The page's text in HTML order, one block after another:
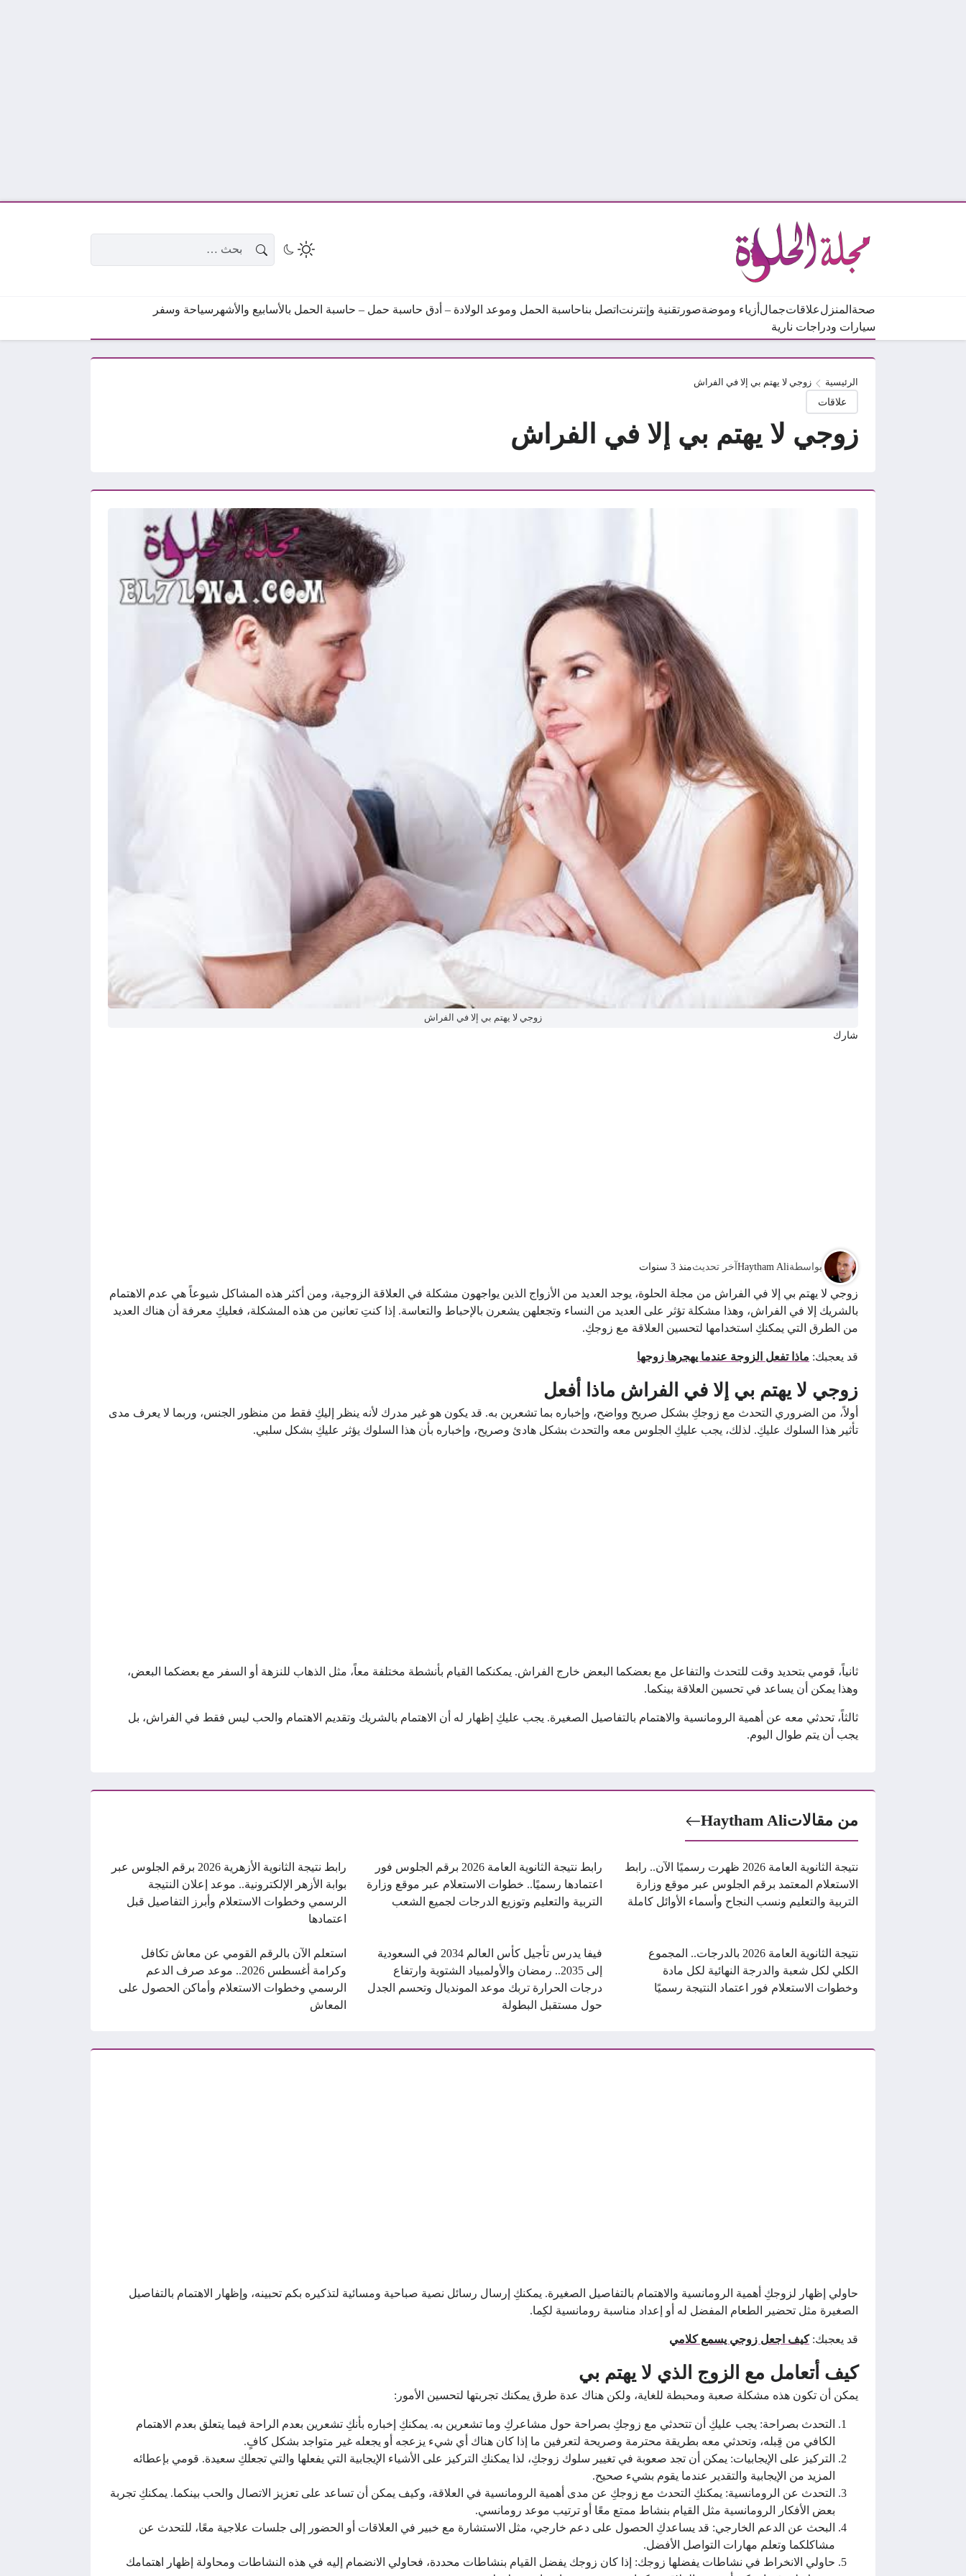
صحة المنزلعلاقاتجمال أزياء وموضةصور تقنية وإنترنت اتصل بناحاسبة الحمل وموعد الولادة – أدق حاسبة حمل – حاسبة الحمل بالأسابيع والأشهر سياحة وسفر
سيارات ودراجات نارية
الرئيسية زوجي لا يهتم بي إلا في الفراش
علاقات
زوجي لا يهتم بي إلا في الفراش
زوجي لا يهتم بي إلا في الفراش
شارك
بواسطةHaytham Aliآخر تحديثمنذ 3 سنوات
زوجي لا يهتم بي إلا في الفراش من مجلة الحلوة، يوجد العديد من الأزواج الذين يواجهون مشكلة في العلاقة الزوجية، ومن أكثر هذه المشاكل شيوعاً هي عدم الاهتمام
بالشريك إلا في الفراش، وهذا مشكلة تؤثر على العديد من النساء وتجعلهن يشعرن بالإحباط والتعاسة. إذا كنتِ تعانين من هذه المشكلة، فعليكِ معرفة أن هناك العديد
من الطرق التي يمكنكِ استخدامها لتحسين العلاقة مع زوجكِ.
قد يعجبك: ماذا تفعل الزوجة عندما يهجرها زوجها
زوجي لا يهتم بي إلا في الفراش ماذا أفعل
أولاً، من الضروري التحدث مع زوجكِ بشكل صريح وواضح، وإخباره بما تشعرين به. قد يكون هو غير مدرك لأنه ينظر إليكِ فقط من منظور الجنس، وربما لا يعرف مدى
تأثير هذا السلوك عليكِ. لذلك، يجب عليكِ الجلوس معه والتحدث بشكل هادئ وصريح، وإخباره بأن هذا السلوك يؤثر عليكِ بشكل سلبي.
ثانياً، قومي بتحديد وقت للتحدث والتفاعل مع بعضكما البعض خارج الفراش. يمكنكما القيام بأنشطة مختلفة معاً، مثل الذهاب للنزهة أو السفر مع بعضكما البعض،
وهذا يمكن أن يساعد في تحسين العلاقة بينكما.
ثالثاً، تحدثي معه عن أهمية الرومانسية والاهتمام بالتفاصيل الصغيرة. يجب عليكِ إظهار له أن الاهتمام بالشريك وتقديم الاهتمام والحب ليس فقط في الفراش، بل
يجب أن يتم طوال اليوم.
من مقالاتHaytham Ali
نتيجة الثانوية العامة 2026 ظهرت رسميًا الآن.. رابط
الاستعلام المعتمد برقم الجلوس عبر موقع وزارة
التربية والتعليم ونسب النجاح وأسماء الأوائل كاملة
رابط نتيجة الثانوية العامة 2026 برقم الجلوس فور
اعتمادها رسميًا.. خطوات الاستعلام عبر موقع وزارة
التربية والتعليم وتوزيع الدرجات لجميع الشعب
رابط نتيجة الثانوية الأزهرية 2026 برقم الجلوس عبر
بوابة الأزهر الإلكترونية.. موعد إعلان النتيجة
الرسمي وخطوات الاستعلام وأبرز التفاصيل قبل
اعتمادها
نتيجة الثانوية العامة 2026 بالدرجات.. المجموع
الكلي لكل شعبة والدرجة النهائية لكل مادة
وخطوات الاستعلام فور اعتماد النتيجة رسميًا
فيفا يدرس تأجيل كأس العالم 2034 في السعودية
إلى 2035.. رمضان والأولمبياد الشتوية وارتفاع
درجات الحرارة تربك موعد المونديال وتحسم الجدل
حول مستقبل البطولة
استعلم الآن بالرقم القومي عن معاش تكافل
وكرامة أغسطس 2026.. موعد صرف الدعم
الرسمي وخطوات الاستعلام وأماكن الحصول على
المعاش
حاولي إظهار لزوجكِ أهمية الرومانسية والاهتمام بالتفاصيل الصغيرة. يمكنكِ إرسال رسائل نصية صباحية ومسائية لتذكيره بكم تحبينه، وإظهار الاهتمام بالتفاصيل
الصغيرة مثل تحضير الطعام المفضل له أو إعداد مناسبة رومانسية لكِما.
قد يعجبك:كيف اجعل زوجي يسمع كلامي
كيف أتعامل مع الزوج الذي لا يهتم بي
يمكن أن تكون هذه مشكلة صعبة ومحبطة للغاية، ولكن هناك عدة طرق يمكنك تجربتها لتحسين الأمور:
التحدث بصراحة: يجب عليكِ أن تتحدثي مع زوجكِ بصراحة حول مشاعركِ وما تشعرين به. يمكنكِ إخباره بأنكِ تشعرين بعدم الراحة فيما يتعلق بعدم الاهتمام
الكافي من قِبله، وتحدثي معه بطريقة محترمة وصريحة لتعرفين ما إذا كان هناك أي شيء يزعجه أو يجعله غير متواجد بشكل كافٍ.
التركيز على الإيجابيات: يمكن أن تجد صعوبة في تغيير سلوك زوجكِ، لذا يمكنكِ التركيز على الأشياء الإيجابية التي يفعلها والتي تجعلكِ سعيدة. قومي بإعطائه
المزيد من الإيجابية والتقدير عندما يقوم بشيء صحيح.
التحدث عن الرومانسية: يمكنكِ التحدث مع زوجكِ عن مدى أهمية الرومانسية في العلاقة، وكيف يمكن أن تساعد على تعزيز الاتصال والحب بينكما. يمكنكِ تجربة
بعض الأفكار الرومانسية مثل القيام بنشاط ممتع معًا أو ترتيب موعد رومانسي.
البحث عن الدعم الخارجي: قد يساعدكِ الحصول على دعم خارجي، مثل الاستشارة مع خبير في العلاقات أو الحضور إلى جلسات علاجية معًا، للتحدث عن
مشاكلكما وتعلم مهارات التواصل الأفضل.
حاولي الانخراط في نشاطات يفضلها زوجك: إذا كان زوجك يفضل القيام بنشاطات محددة، فحاولي الانضمام إليه في هذه النشاطات ومحاولة إظهار اهتمامك